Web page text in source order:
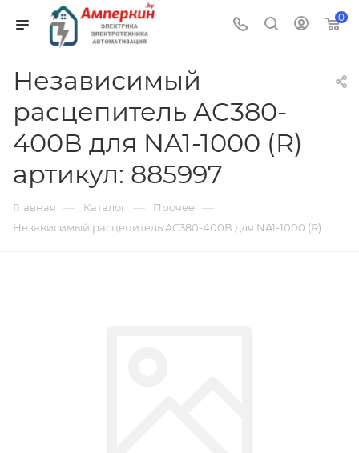
0
Независимый
расцепитель AC380-
400В для NA1-1000 (R)
артикул: 885997
Главная — Каталог — Прочее —
Независимый расцепитель AC380-400В для NA1-1000 (R)